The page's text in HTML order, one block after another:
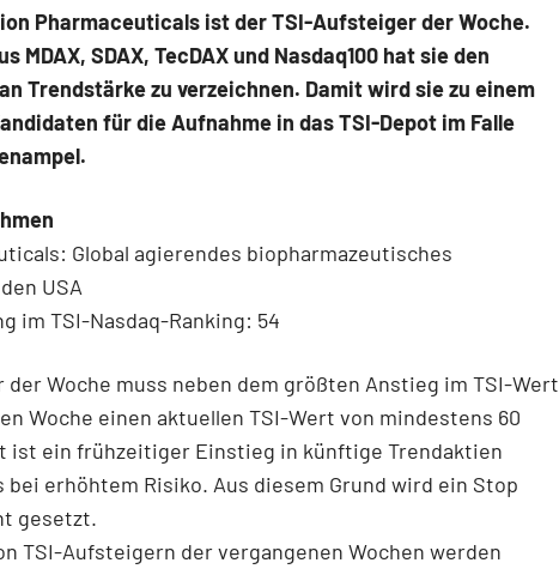
Pharmaceuticals ist der TSI-Aufsteiger der Woche.
MDAX, SDAX, TecDAX und Nasdaq100 hat sie den
Trendstärke zu verzeichnen. Damit wird sie zu einem
für die Aufnahme in das TSI-Depot im Falle
Global agierendes biopharmazeutisches
USA
im TSI-Nasdaq-Ranking: 54
der Woche muss neben dem größten Anstieg im TSI-Wert
Woche einen aktuellen TSI-Wert von mindestens 60
ist ein frühzeitiger Einstieg in künftige Trendaktien
bei erhöhtem Risiko. Aus diesem Grund wird ein Stop
gesetzt.
TSI-Aufsteigern der vergangenen Wochen werden